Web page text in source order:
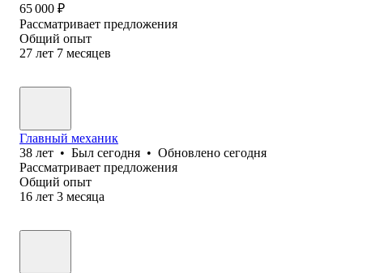
65 000 ₽
Рассматривает предложения
Общий опыт
27 лет 7 месяцев
Главный механик
38 лет • Был сегодня • Обновлено сегодня
Рассматривает предложения
Общий опыт
16 лет 3 месяца